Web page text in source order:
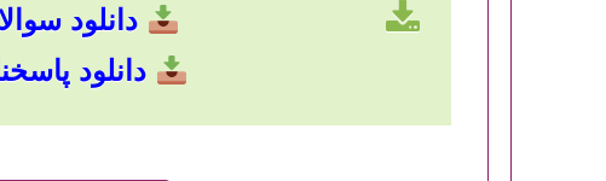
دانلود سوالات
دانلود